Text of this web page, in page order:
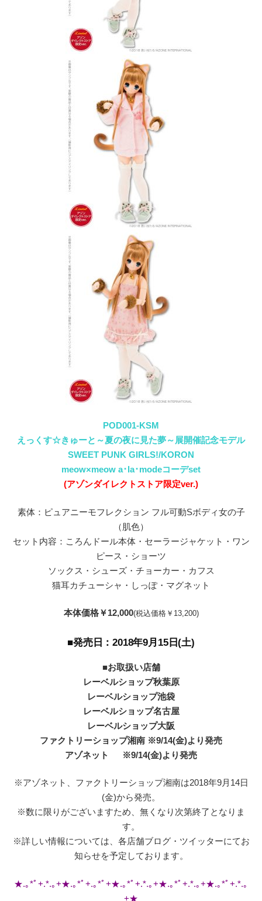
POD001-KSM
えっくす☆きゅーと～夏の夜に見た夢～展開催記念モデル
SWEET PUNK GIRLS!/KORON
meow×meow a･la･modeコーデset
(アゾンダイレクトストア限定ver.)
素体：ピュアニーモフレクション フル可動Sボディ女の子
（肌色）
セット内容：ころんドール本体・セーラージャケット・ワン
ピース・ショーツ
ソックス・シューズ・チョーカー・カフス
猫耳カチューシャ・しっぽ・マグネット
本体価格￥12,000(税込価格￥13,200)
■発売日：2018年9月15日(土)
■お取扱い店舗
レーベルショップ秋葉原
レーベルショップ池袋
レーベルショップ名古屋
レーベルショップ大阪
ファクトリーショップ湘南 ※9/14(金)より発売
アゾネット ※9/14(金)より発売
※アゾネット、ファクトリーショップ湘南は2018年9月14日
(金)から発売。
※数に限りがございますため、無くなり次第終了となりま
す。
※詳しい情報については、各店舗ブログ・ツイッターにてお
知らせを予定しております。
★.｡*ﾟ+.*.｡+★.｡*ﾟ+.｡*ﾟ+★.｡*ﾟ+.*.｡+★.｡*ﾟ+.*.｡+★.｡*ﾟ+.*.｡
+★